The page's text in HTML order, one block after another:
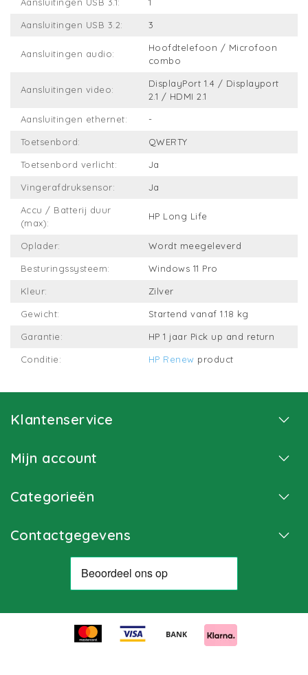
Aansluitingen USB 3.1: 1
Aansluitingen USB 3.2: 3
Aansluitingen audio:
Hoofdtelefoon / Microfoon
combo
Aansluitingen video:
DisplayPort 1.4 / Displayport
2.1 / HDMI 2.1
Aansluitingen ethernet: -
Toetsenbord: QWERTY
Toetsenbord verlicht: Ja
Vingerafdruksensor: Ja
Accu / Batterij duur
(max):
HP Long Life
Oplader: Wordt meegeleverd
Besturingssysteem: Windows 11 Pro
Kleur: Zilver
Gewicht: Startend vanaf 1.18 kg
Garantie: HP 1 jaar Pick up and return
Conditie: HP Renew product
Klantenservice
Mijn account
Categorieën
Contactgegevens